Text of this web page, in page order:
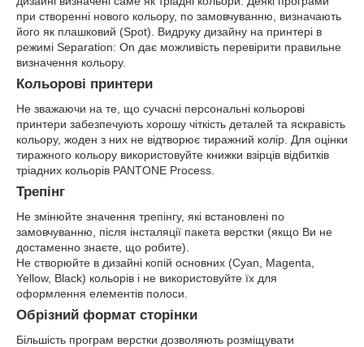
при створенні нового кольору, по замовчуванню, визначають
його як плашковий (Spot). Видруку дизайну на принтері в
режимі Separation: On дає можливість перевірити правильне
визначення кольору.
Кольорові принтери
Не зважаючи на те, що сучасні персональні кольорові
принтери забезпечують хорошу чіткість деталей та яскравість
кольору, жоден з них не відтворює тиражний колір. Для оцінки
тиражного кольору використовуйте книжки взірців відбитків
тріадних кольорів PANTONE Process.
Трепінг
Не змінюйте значення трепінгу, які встановлені по
замовчуванню, після інсталяції пакета верстки (якщо Ви не
достаменно знаєте, що робите).
Не створюйте в дизайні копій основних (Cyan, Magenta,
Yellow, Black) кольорів і не використовуйте їх для
оформлення елементів полоси.
Обрізний формат сторінки
Більшість програм верстки дозволяють розміщувати